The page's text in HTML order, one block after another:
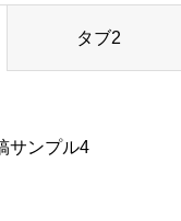
タブ2
サンプル4